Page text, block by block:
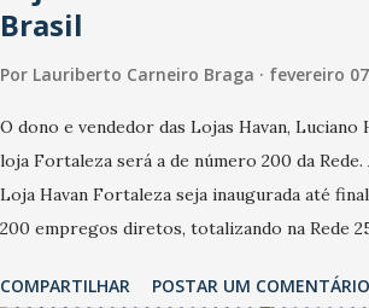
Brasil
Por Lauriberto Carneiro Braga fevereiro
O dono e vendedor das Lojas Havan, Luciano
loja Fortaleza será a de número 200 da Rede.
Loja Havan Fortaleza seja inaugurada até
200 empregos diretos, totalizando na Rede
oficialmente, mas fontes extraoficiais indicam,
COMPARTILHAR POSTAR UM COMENTÁRIO